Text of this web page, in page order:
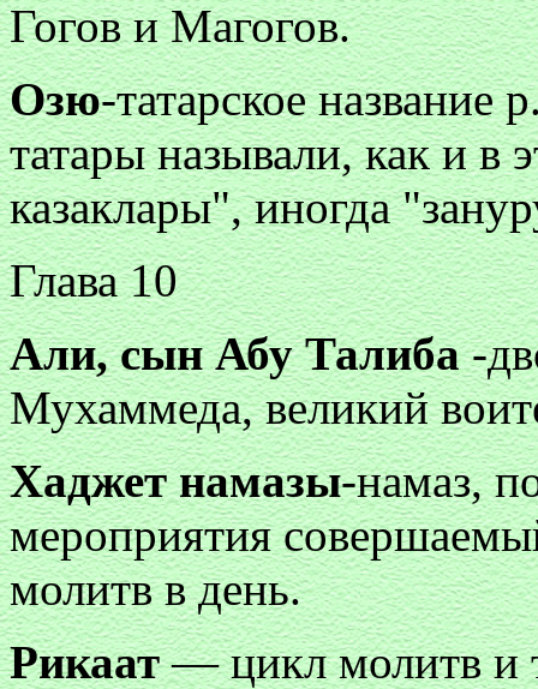
Гогов и Магогов.
Озю-татарское название
татары называли, как и в
казаклары", иногда
Глава 10
Али, сын Абу Талиба-
Мухаммеда, великий
Хаджет намазы-намаз,
мероприятия
молитв в день.
Рикаат— цикл молитв и